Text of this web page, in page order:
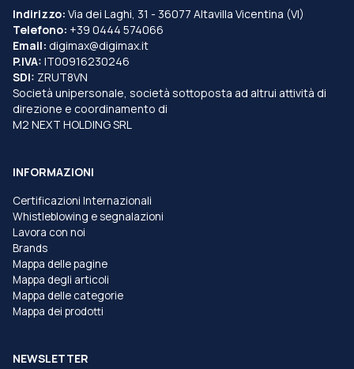
Indirizzo: Via dei Laghi, 31 - 36077 Altavilla Vicentina (VI)
Telefono: +39 0444 574066
Email: digimax@digimax.it
P.IVA: IT00916230246
SDI: ZRUT8VN
Società unipersonale, società sottoposta ad altrui attività di
direzione e coordinamento di
M2 NEXT HOLDING SRL
INFORMAZIONI
Certificazioni Internazionali
Whistleblowing e segnalazioni
Lavora con noi
Brands
Mappa delle pagine
Mappa degli articoli
Mappa delle categorie
Mappa dei prodotti
NEWSLETTER